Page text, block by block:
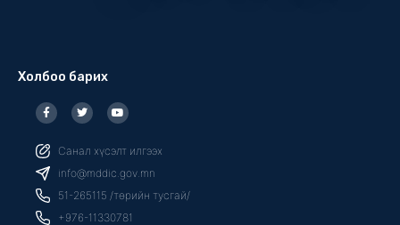
Холбоо барих
F
a
c
b
o
o
k
f
T
w
i
t
e
r
Y
o
u
u
b
e
Санал хүсэлт илгээх
info@mddic.gov.mn
51-265115 /төрийн тусгай/
+976-11330781